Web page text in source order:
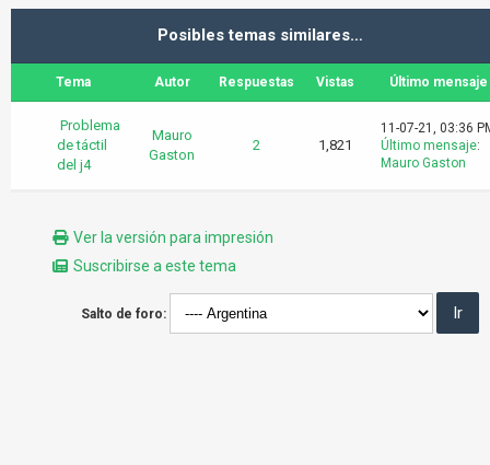
Posibles temas similares…
Tema Autor Respuestas Vistas Último mensaje
Problema
de táctil
del j4
Mauro
Gaston
2 1,821
11-07-21, 03:36
Último mensaje:
Mauro Gaston
Ver la versión para impresión
Suscribirse a este tema
Salto de foro: